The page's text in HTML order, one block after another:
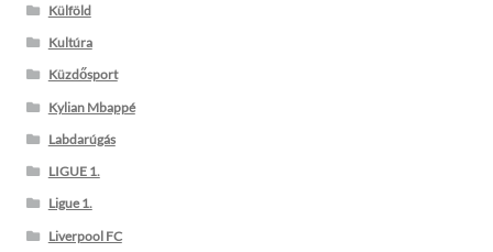
Külföld
Kultúra
Küzdősport
Kylian Mbappé
Labdarúgás
LIGUE 1.
Ligue 1.
Liverpool FC